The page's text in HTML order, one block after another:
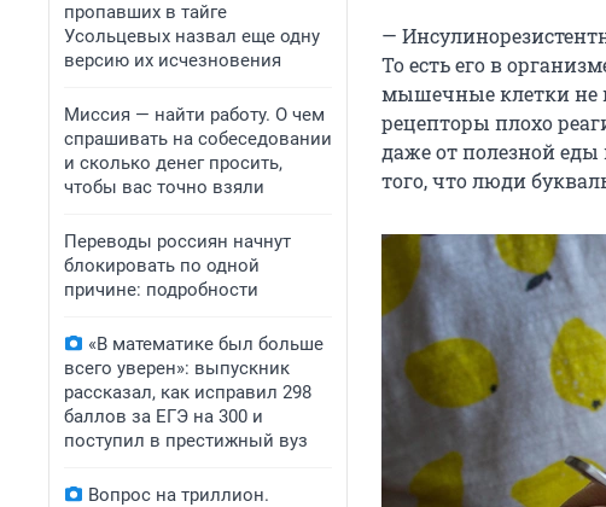
пропавших в тайге
Усольцевых назвал еще одну
версию их исчезновения
Миссия — найти работу. О чем
спрашивать на собеседовании
и сколько денег просить,
чтобы вас точно взяли
Переводы россиян начнут
блокировать по одной
причине: подробности
«В математике был больше
всего уверен»: выпускник
рассказал, как исправил 298
баллов за ЕГЭ на 300 и
поступил в престижный вуз
Вопрос на триллион.
—
То есть его в
мышечные клетки не
рецепторы плохо
даже от полезной
того, что люди